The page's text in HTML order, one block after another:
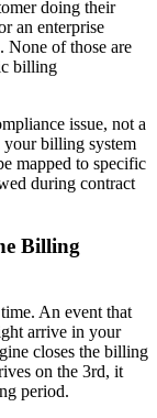
doing their
an enterprise
None of those are
billing
issue, not a
billing system
mapped to specific
during contract
Billing
An event that
arrive in your
closes the billing
on the 3rd, it
period.